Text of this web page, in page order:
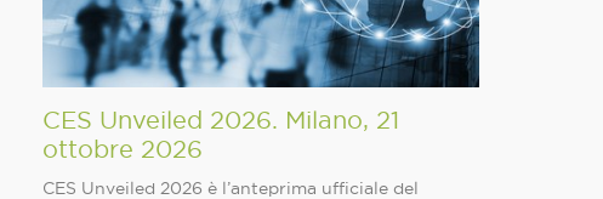
CES Unveiled 2026. Milano, 21
ottobre 2026
CES Unveiled 2026 è l’anteprima ufficiale del